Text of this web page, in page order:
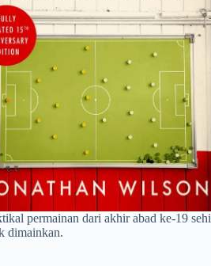
permainan dari akhir abad ke-19
dimainkan.